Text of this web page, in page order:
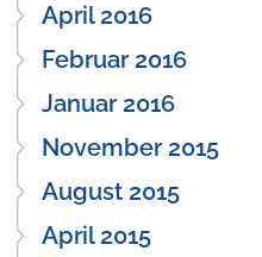
April 2016
Februar 2016
Januar 2016
November 2015
August 2015
April 2015